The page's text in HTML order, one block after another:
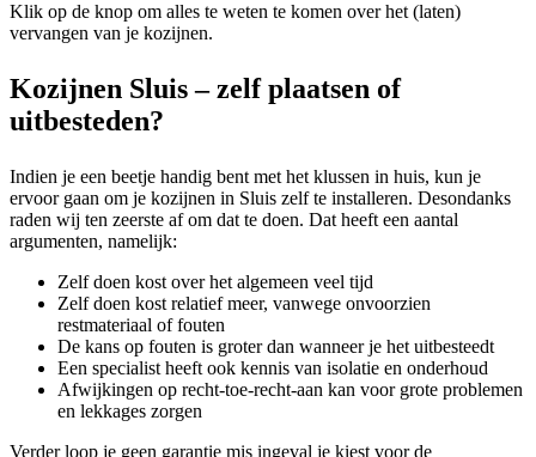
Klik op de knop om alles te weten te komen over het (laten)
vervangen van je kozijnen.
Kozijnen Sluis – zelf plaatsen of
uitbesteden?
Indien je een beetje handig bent met het klussen in huis, kun je
ervoor gaan om je kozijnen in Sluis zelf te installeren. Desondanks
raden wij ten zeerste af om dat te doen. Dat heeft een aantal
argumenten, namelijk:
Zelf doen kost over het algemeen veel tijd
Zelf doen kost relatief meer, vanwege onvoorzien
restmateriaal of fouten
De kans op fouten is groter dan wanneer je het uitbesteedt
Een specialist heeft ook kennis van isolatie en onderhoud
Afwijkingen op recht-toe-recht-aan kan voor grote problemen
en lekkages zorgen
Verder loop je geen garantie mis ingeval je kiest voor de